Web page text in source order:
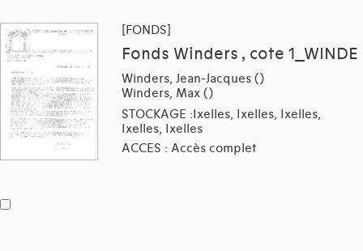
[FONDS]
Fonds Winders , cote 1_WINDE
Winders, Jean-Jacques ()
Winders, Max ()
STOCKAGE :Ixelles, Ixelles, Ixelles,
Ixelles, Ixelles
ACCES : Accès complet